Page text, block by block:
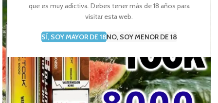
que es muy adictiva. Debes tener más de 18 años para
visitar esta web.
SÍ, SOY MAYOR DE 18NO, SOY MENOR DE 18